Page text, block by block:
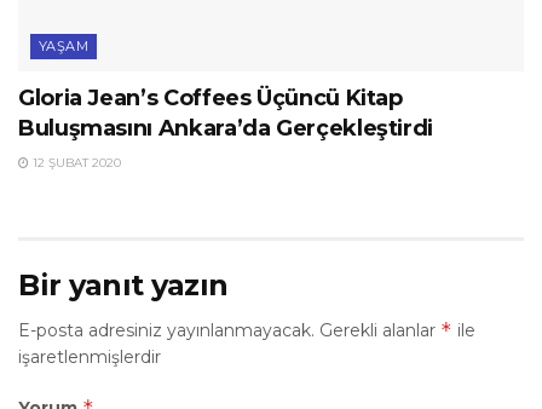
YAŞAM
Gloria Jean’s Coffees Üçüncü Kitap
Buluşmasını Ankara’da Gerçekleştirdi
12 ŞUBAT 2020
Bir yanıt yazın
E-posta adresiniz yayınlanmayacak. Gerekli alanlar * ile
işaretlenmişlerdir